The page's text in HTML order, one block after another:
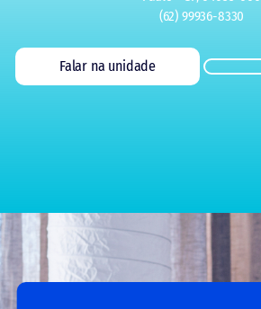
(62) 99936-8330
Falar na unidade